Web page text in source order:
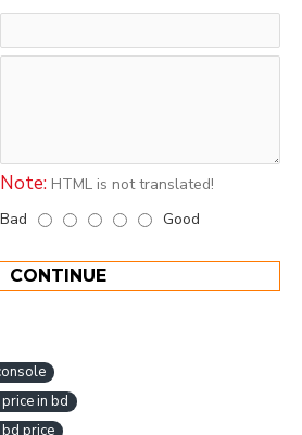
Note: HTML is not translated!
Bad Good
CONTINUE
in bd
price